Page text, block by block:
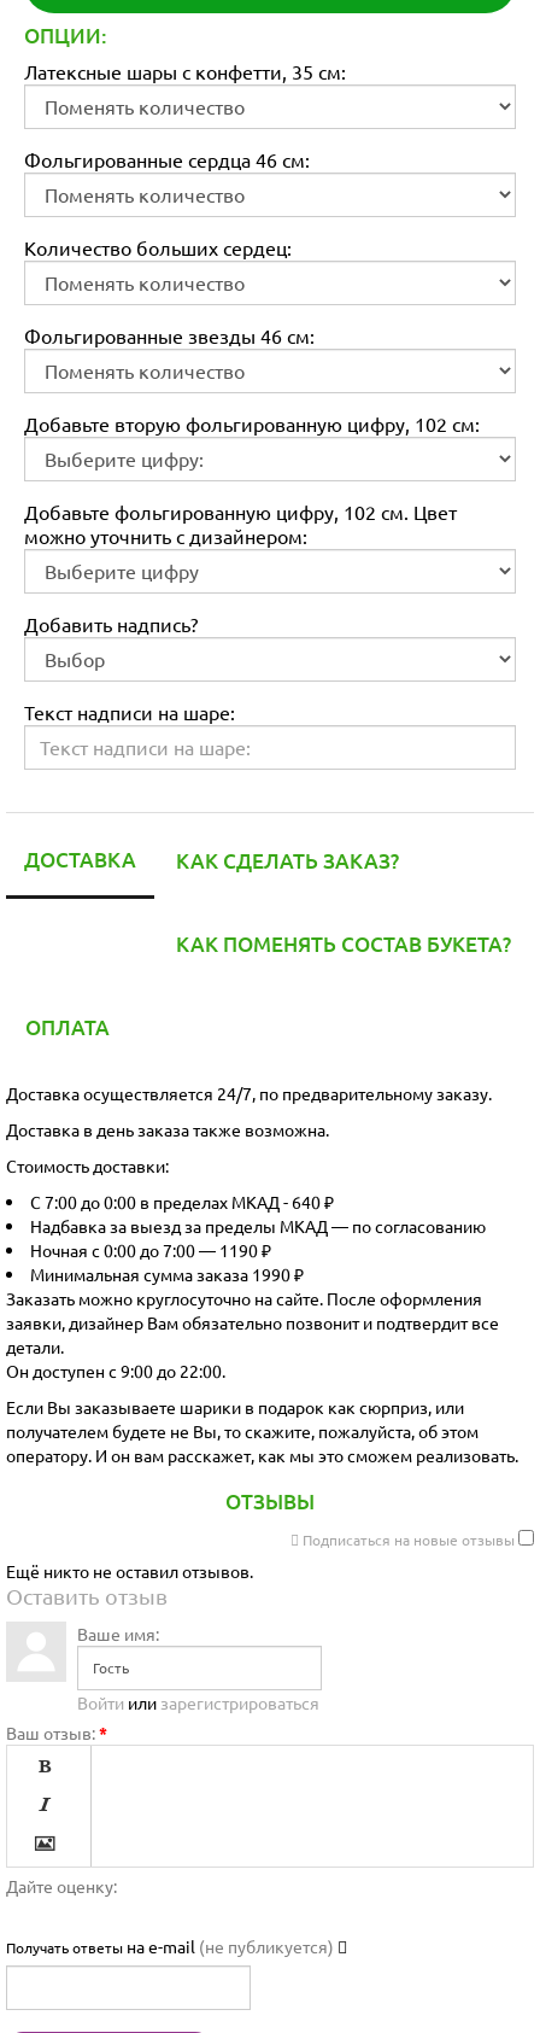
ОПЦИИ:
Латексные шары с конфетти, 35 см:
Фольгированные сердца 46 см:
Количество больших сердец:
Фольгированные звезды 46 см:
Добавьте вторую фольгированную цифру, 102 см:
Добавьте фольгированную цифру, 102 см. Цвет
можно уточнить с дизайнером:
Добавить надпись?
Текст надписи на шаре:
ДОСТАВКА КАК СДЕЛАТЬ ЗАКАЗ?
КАК ПОМЕНЯТЬ СОСТАВ БУКЕТА?
ОПЛАТА
Доставка осуществляется 24/7, по предварительному заказу.
Доставка в день заказа также возможна.
Стоимость доставки:
С 7:00 до 0:00 в пределах МКАД - 640 ₽
Надбавка за выезд за пределы МКАД — по согласованию
Ночная с 0:00 до 7:00 — 1190 ₽
Минимальная сумма заказа 1990 ₽
Заказать можно круглосуточно на сайте. После оформления
заявки, дизайнер Вам обязательно позвонит и подтвердит все
детали.
Он доступен с 9:00 до 22:00.
Если Вы заказываете шарики в подарок как сюрприз, или
получателем будете не Вы, то скажите, пожалуйста, об этом
оператору. И он вам расскажет, как мы это сможем реализовать.
ОТЗЫВЫ
Подписаться на новые отзывы
Ещё никто не оставил отзывов.
Оставить отзыв
Ваше имя:
Войти или зарегистрироваться
Ваш отзыв:*






Дайте оценку:
Получать ответы на e-mail (не публикуется)